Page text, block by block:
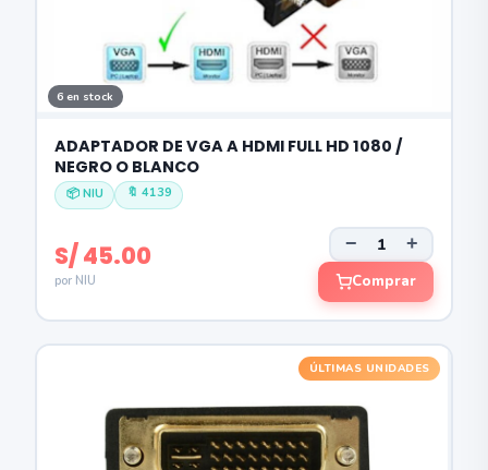
6 en stock
ADAPTADOR DE VGA A HDMI FULL HD 1080 /
NEGRO O BLANCO
📦 NIU 🔖 4139
S/ 45.00
por NIU
− +
Comprar
ÚLTIMAS UNIDADES